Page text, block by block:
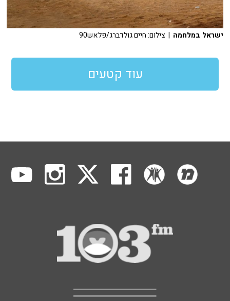
ישראל במלחמה | צילום: חיים גולדברג/פלאש90
עוד קטעים